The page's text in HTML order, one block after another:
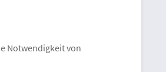
Notwendigkeit von